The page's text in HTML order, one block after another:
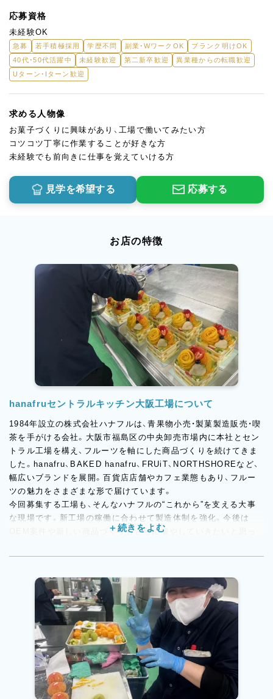
応募資格
未経験OK
急募 若手積極採用 学歴不問 副業・WワークOK
ブランク明けOK
40代・50代活躍中
未経験歓迎 第二新卒歓迎
異業種からの転職歓迎
Uターン・Iターン歓迎
求める人物像
お菓子づくりに興味があり、工場で働いてみたい方
コツコツ丁寧に作業することが好きな方
未経験でも前向きに仕事を覚えていける方
見学を希望する 応募する
お店の特徴
hanafruセントラルキッチン大阪工場について
1984年設立の株式会社ハナフルは、青果物小売・製菓製造販売・喫
茶を手がける会社。大阪市福島区の中央卸売市場内に本社とセン
トラル工場を構え、フルーツを軸にした商品づくりを続けてきま
した。hanafru、BAKED hanafru、FRUiT、NORTHSHOREなど、
幅広いブランドを展開。百貨店店舗やカフェ業態もあり、フルー
ツの魅力をさまざまな形で届けています。
今回募集する工場も、そんなハナフルの“これから”を支える大事
な現場です。新工場の稼働に合わせて製造体制を強化。今後は
OEM案件や新しい商品づくりもさらに増やしていきたいと思っ
菓子や冷凍対応商品などにも仕事の幅が広がっていくため、決ま
はぴったりの環境です。